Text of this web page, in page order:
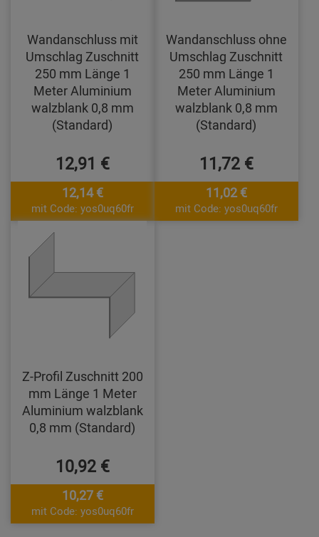
Wandanschluss mit
Umschlag Zuschnitt
250 mm Länge 1
Meter Aluminium
walzblank 0,8 mm
(Standard)
12,91 €
12,14 €
mit Code: yos0uq60fr
Wandanschluss ohne
Umschlag Zuschnitt
250 mm Länge 1
Meter Aluminium
walzblank 0,8 mm
(Standard)
11,72 €
11,02 €
mit Code: yos0uq60fr
Z-Profil Zuschnitt 200
mm Länge 1 Meter
Aluminium walzblank
0,8 mm (Standard)
10,92 €
10,27 €
mit Code: yos0uq60fr